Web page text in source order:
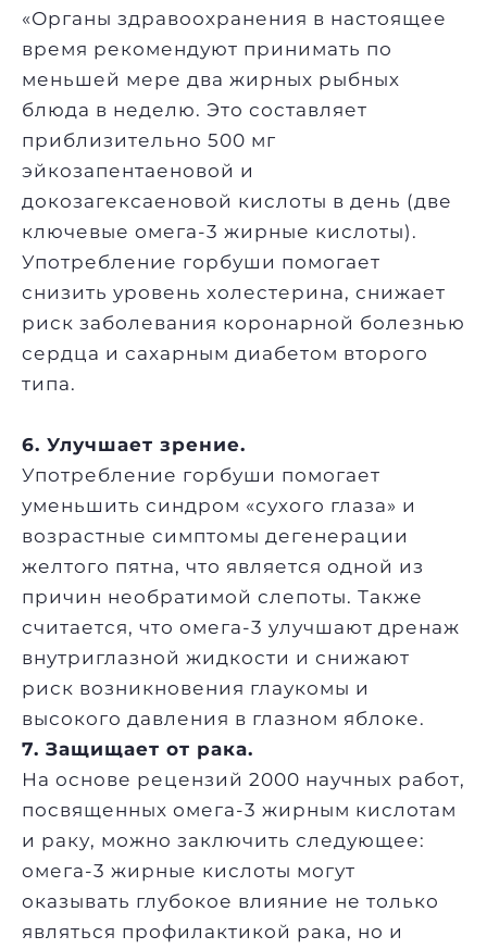
«Органы здравоохранения в настоящее
время рекомендуют принимать по
меньшей мере два жирных рыбных
блюда в неделю. Это составляет
приблизительно 500 мг
эйкозапентаеновой и
докозагексаеновой кислоты в день (две
ключевые омега-3 жирные кислоты).
Употребление горбуши помогает
снизить уровень холестерина, снижает
риск заболевания коронарной болезнью
сердца и сахарным диабетом второго
типа.
6. Улучшает зрение.
Употребление горбуши помогает
уменьшить синдром «сухого глаза» и
возрастные симптомы дегенерации
желтого пятна, что является одной из
причин необратимой слепоты. Также
считается, что омега-3 улучшают дренаж
внутриглазной жидкости и снижают
риск возникновения глаукомы и
высокого давления в глазном яблоке.
7. Защищает от рака.
На основе рецензий 2000 научных работ,
посвященных омега-3 жирным кислотам
и раку, можно заключить следующее:
омега-3 жирные кислоты могут
оказывать глубокое влияние не только
являться профилактикой рака, но и